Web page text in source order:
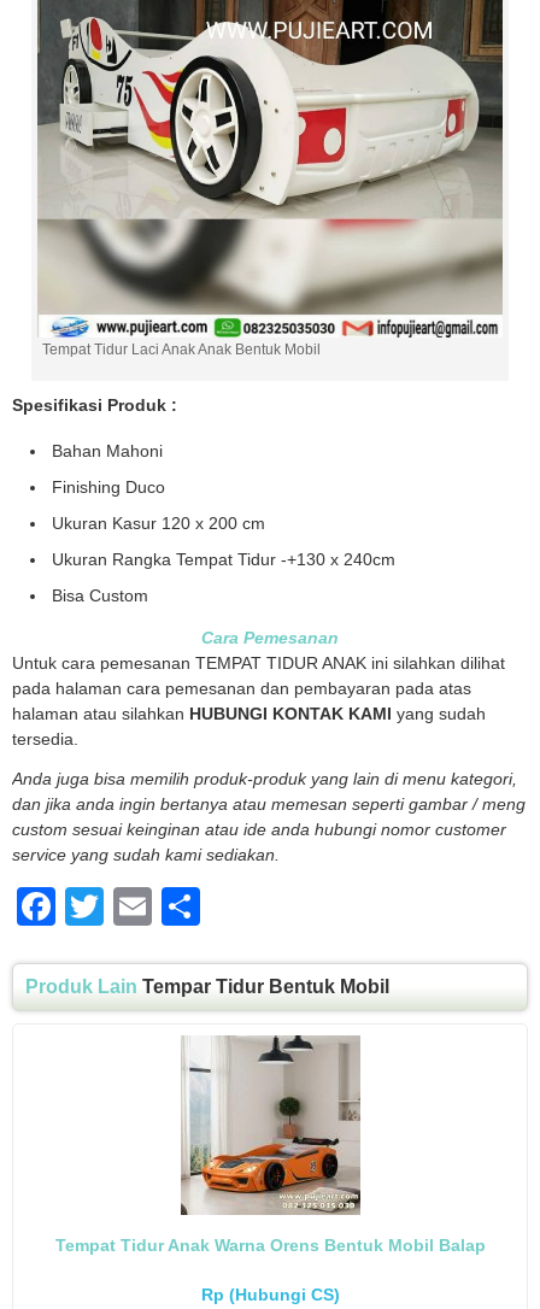
Tempat Tidur Laci Anak Anak Bentuk Mobil
Spesifikasi Produk :
Bahan Mahoni
Finishing Duco
Ukuran Kasur 120 x 200 cm
Ukuran Rangka Tempat Tidur -+130 x 240cm
Bisa Custom
Cara Pemesanan
Untuk cara pemesanan TEMPAT TIDUR ANAK ini silahkan dilihat
pada halaman cara pemesanan dan pembayaran pada atas
halaman atau silahkan HUBUNGI KONTAK KAMI yang sudah
tersedia.
Anda juga bisa memilih produk-produk yang lain di menu kategori,
dan jika anda ingin bertanya atau memesan seperti gambar / meng
custom sesuai keinginan atau ide anda hubungi nomor customer
service yang sudah kami sediakan.
Facebook
TwitterEmail
Produk Lain Tempar Tidur Bentuk Mobil
Tempat Tidur Anak Warna Orens Bentuk Mobil Balap
Rp (Hubungi CS)